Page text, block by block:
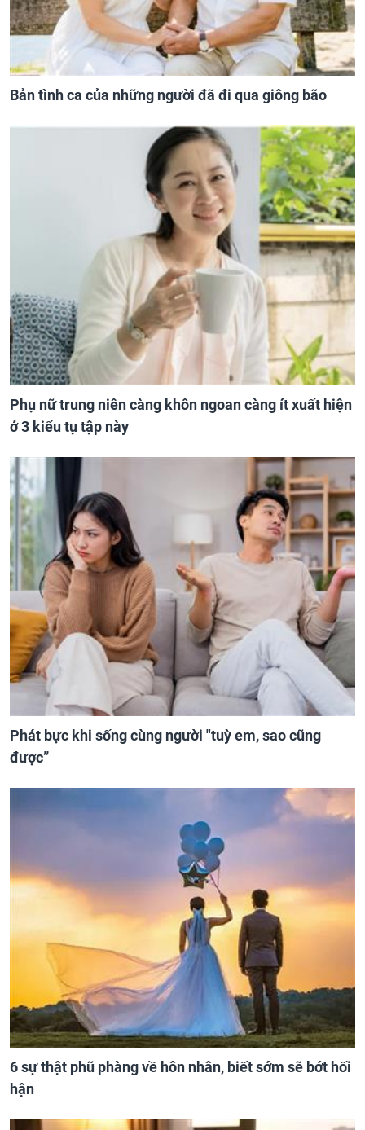
Bản tình ca của những người đã đi qua giông bão
Phụ nữ trung niên càng khôn ngoan càng ít xuất hiện
ở 3 kiểu tụ tập này
Phát bực khi sống cùng người "tuỳ em, sao cũng
được”
6 sự thật phũ phàng về hôn nhân, biết sớm sẽ bớt hối
hận